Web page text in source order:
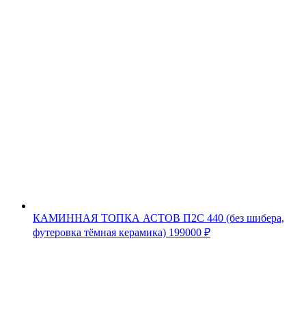
КАМИННАЯ ТОПКА АСТОВ П2С 440 (без шибера,
футеровка тёмная керамика) 199000 ₽